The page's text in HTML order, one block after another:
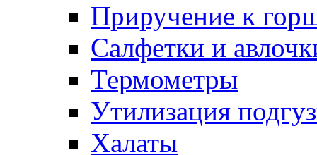
Приручение к
Салфетки и
Термометры
Утилизация
Халаты